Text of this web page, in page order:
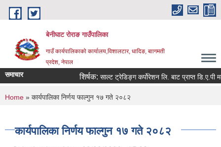
Skip to main content
बेनीघाट रोराङ गाउँपालिका
गाउँ कार्यपालिकाको कार्यालय,विशालटार, धादिङ, बाागमती
प्रदेश, नेपाल
समाचार शिर्षक:साल्ट ट्रेडिङ्ग कर्पोरेशन लि. बाट प्राप्त डि.ए.पी मलको
You are here
Home » कार्यपालिका निर्णय फाल्गुन १७ गते २०८२
कार्यपालिका निर्णय फाल्गुन १७ गते २०८२